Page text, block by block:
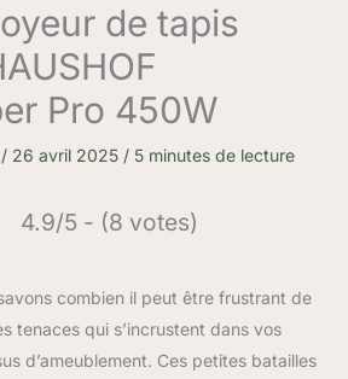
de tapis
Pro 450W
/ 26 avril 2025 / 5 minutes de lecture
4.9/5 - (8 votes)
combien il peut être frustrant de
tenaces qui s’incrustent dans vos
d’ameublement. Ces petites batailles